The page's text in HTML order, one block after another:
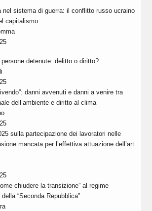
nel sistema di guerra: il conflitto russo ucraino
capitalismo
detenute: delitto o diritto?
danni avvenuti e danni a venire tra
dell’ambiente e diritto al clima
sulla partecipazione dei lavoratori nelle
mancata per l’effettiva attuazione dell’art.
chiudere la transizione” al regime
“Seconda Repubblica”